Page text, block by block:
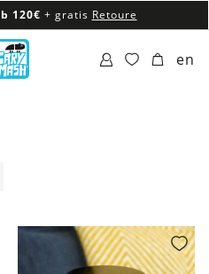
120€ + gratis Retoure
produziertes Sortiment
120€
en